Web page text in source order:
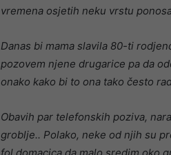
vremena osjetih neku vrstu
Danas bi mama slavila 80-ti
pozovem njene drugarice pa da
onako kako bi to ona tako često
Obavih par telefonskih poziva,
groblje.. Polako, neke od njih su